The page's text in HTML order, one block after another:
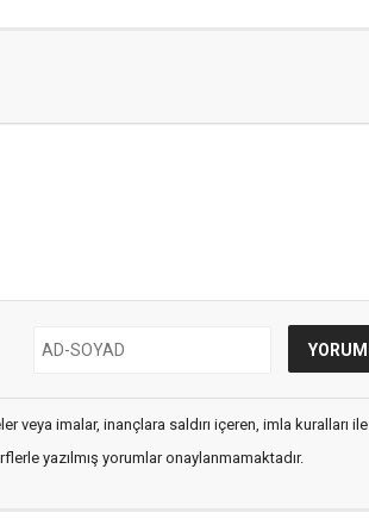
veya imalar, inançlara saldırı içeren, imla kuralları ile
yazılmış yorumlar onaylanmamaktadır.